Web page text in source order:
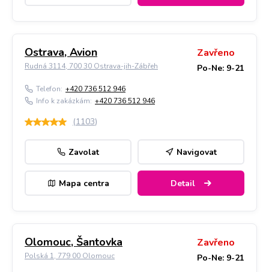
Ostrava, Avion
Rudná 3114, 700 30 Ostrava-jih-Zábřeh
Zavřeno
Po-Ne: 9-21
Telefon: +420 736 512 946
Info k zakázkám: +420 736 512 946
(1103)
Zavolat Navigovat
Mapa centra Detail
Olomouc, Šantovka
Polská 1, 779 00 Olomouc
Zavřeno
Po-Ne: 9-21